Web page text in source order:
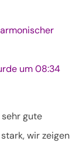
um 08:34
gute
wir zeigen